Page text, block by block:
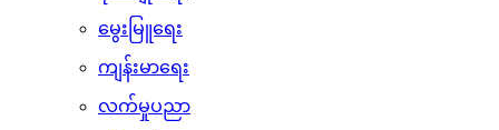
မွေးမြူရေး
ကျန်းမာရေး
လက်မှုပညာ